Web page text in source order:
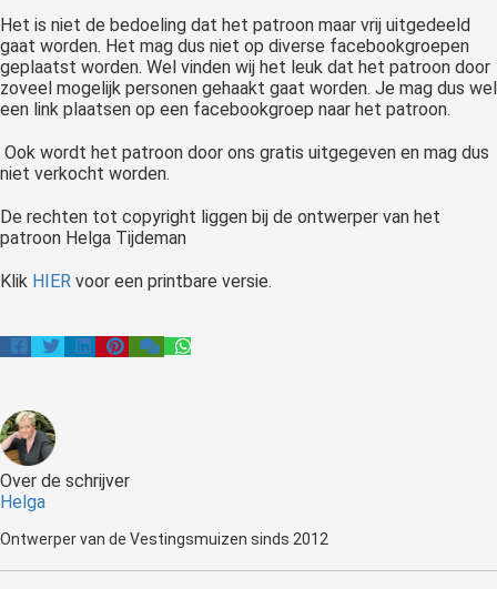
Het is niet de bedoeling dat het patroon maar vrij uitgedeeld
gaat worden. Het mag dus niet op diverse facebookgroepen
geplaatst worden. Wel vinden wij het leuk dat het patroon door
zoveel mogelijk personen gehaakt gaat worden. Je mag dus wel
een link plaatsen op een facebookgroep naar het patroon.
Ook wordt het patroon door ons gratis uitgegeven en mag dus
niet verkocht worden.
De rechten tot copyright liggen bij de ontwerper van het
patroon Helga Tijdeman
Klik HIER voor een printbare versie.
Over de schrijver
Helga
Ontwerper van de Vestingsmuizen sinds 2012